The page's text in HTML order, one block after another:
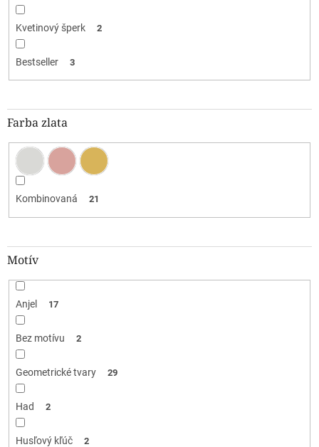
Kvetinový šperk 2
Bestseller 3
Farba zlata
Kombinovaná 21
Motív
Anjel 17
Bez motívu 2
Geometrické tvary 29
Had 2
Husľový kľúč 2